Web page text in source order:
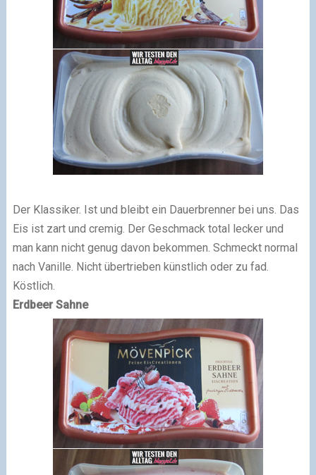
Der Klassiker. Ist und bleibt ein Dauerbrenner bei uns. Das
Eis ist zart und cremig. Der Geschmack total lecker und
man kann nicht genug davon bekommen. Schmeckt normal
nach Vanille. Nicht übertrieben künstlich oder zu fad.
Köstlich.
Erdbeer Sahne